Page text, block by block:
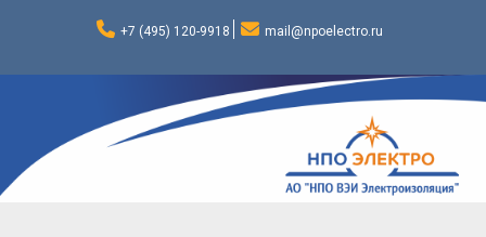
+7 (495) 120-9918 mail@npoelectro.ru